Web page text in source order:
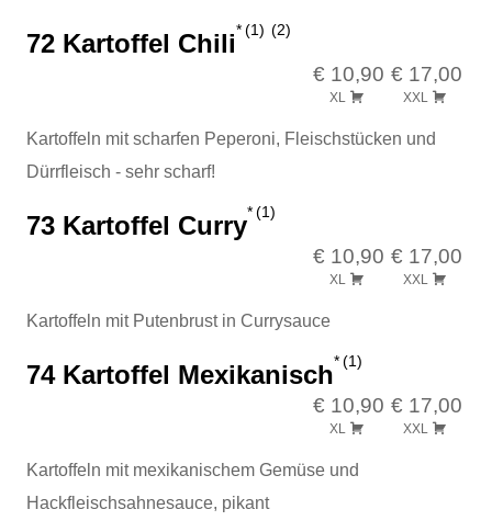
72 Kartoffel Chili 1 2
€ 10,90
XL
€ 17,00
XXL
Kartoffeln mit scharfen Peperoni, Fleischstücken und
Dürrfleisch - sehr scharf!
73 Kartoffel Curry 1
€ 10,90
XL
€ 17,00
XXL
Kartoffeln mit Putenbrust in Currysauce
74 Kartoffel Mexikanisch 1
€ 10,90
XL
€ 17,00
XXL
Kartoffeln mit mexikanischem Gemüse und
Hackfleischsahnesauce, pikant